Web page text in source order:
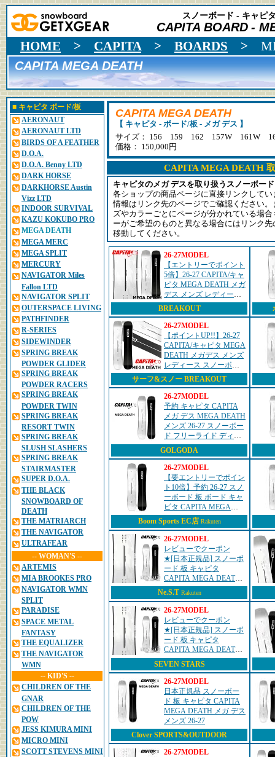
スノーボード - キャピ
CAPITA BOARD -
HOME > CAPITA> BOARDS >
CAPITA MEGA DEATH
■ キャピタ ボード/板
AERONAUT
AERONAUT LTD
BIRDS OF A FEATHER
D.O.A.
D.O.A. Benny LTD
DARK HORSE
DARKHORSE Austin
Vizz LTD
INDOOR SURVIVAL
KAZU KOKUBO PRO
MEGA DEATH
MEGA MERC
MEGA SPLIT
MERCURY
NAVIGATOR Miles
Fallon LTD
NAVIGATOR SPLIT
OUTERSPACE LIVING
PATHFINDER
R-SERIES
SIDEWINDER
SPRING BREAK
POWDER GLIDER
SPRING BREAK
POWDER RACERS
SPRING BREAK
POWDER TWIN
SPRING BREAK
RESORT TWIN
SPRING BREAK
SLUSH SLASHERS
SPRING BREAK
STAIRMASTER
SUPER D.O.A.
THE BLACK
SNOWBOARD OF
DEATH
THE MATRIARCH
THE NAVIGATOR
ULTRAFEAR
-- WOMAN'S --
ARTEMIS
MIA BROOKES PRO
NAVIGATOR WMN
SPLIT
PARADISE
SPACE METAL
FANTASY
THE EQUALIZER
THE NAVIGATOR
WMN
-- KID'S --
CHILDREN OF THE
GNAR
CHILDREN OF THE
POW
JESS KIMURA MINI
MICRO MINI
SCOTT STEVENS MINI
CAPITA MEGA DEATH
【 キャピタ - ボード/板 - メガ デス 】
サイズ： 156 159 162 157W 161W
価格： 150,000円
CAPITA MEGA DEATH
キャピタのメガ デスを取り扱うスノーボー
各ショップの商品ページに直接リンクして
情報はリンク先のページでご確認ください
ズやカラーごとにページが分かれている場
ーがご希望のものと異なる場合にはリンク
移動してください。
26-27MODEL
【エントリーでポイント
5倍】26-27 CAPITA/キャ
ピタ MEGA DEATH メガ
デス メンズ レディース
スノーボード オールラ
ウンド 板 2027 予約商品
BREAKOUT
26-27MODEL
【ポイントUP!!】26-27
CAPITA/キャピタ MEGA
DEATH メガデス メンズ
レディース スノーボー
ド オールラウンド 板
2027 予約商品
サーフ&スノー BREAKOUT
26-27MODEL
予約 キャピタ CAPITA
メガ デス MEGA DEATH
メンズ 26-27 スノーボー
ド フリーライド ディレ
クショナル 正規品
GOLGODA
26-27MODEL
【要エントリーでポイン
ト10倍】予約 26-27 スノ
ーボード 板 ボード キャ
ピタ CAPITA MEGA
DEATH メガ デス
21010201-MSC 日本正規
品
Boom Sports EC店 Rakuten
26-27MODEL
レビューでクーポン
★[日本正規品] スノーボ
ード 板 キャピタ
CAPITA MEGA DEATH
メガ デス メンズ 26-27
Ne.S.T Rakuten
26-27MODEL
レビューでクーポン
★[日本正規品] スノーボ
ード 板 キャピタ
CAPITA MEGA DEATH
メガ デス メンズ 26-27
SEVEN STARS
26-27MODEL
日本正規品 スノーボー
ド 板 キャピタ CAPITA
MEGA DEATH メガ デス
メンズ 26-27
Clover SPORTS&OUTDOOR
26-27MODEL